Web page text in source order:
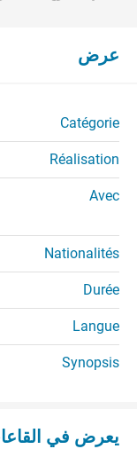
عرض
Catégorie
Réalisation
Avec
Nationalités
Durée
Langue
Synopsis
يعرض في